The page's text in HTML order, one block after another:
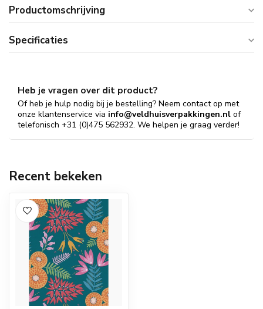
Productomschrijving
Specificaties
Heb je vragen over dit product?
Of heb je hulp nodig bij je bestelling? Neem contact op met
onze klantenservice via info@veldhuisverpakkingen.nl of
telefonisch +31 (0)475 562932. We helpen je graag verder!
Recent bekeken